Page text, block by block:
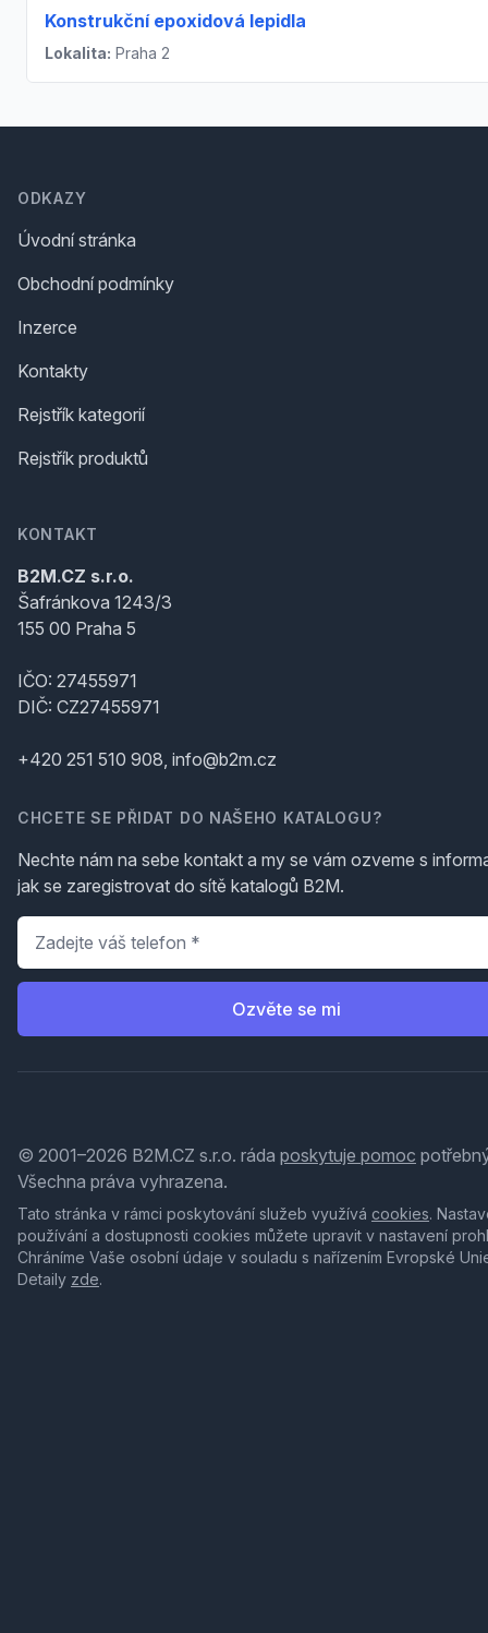
Konstrukční epoxidová lepidla
Lokalita: Praha 2
ODKAZY
Úvodní stránka
Obchodní podmínky
Inzerce
Kontakty
Rejstřík kategorií
Rejstřík produktů
KONTAKT
B2M.CZ s.r.o.
Šafránkova 1243/3
155 00 Praha 5
IČO: 27455971
DIČ: CZ27455971
+420 251 510 908, info@b2m.cz
CHCETE SE PŘIDAT DO NAŠEHO KATALOGU?
Nechte nám na sebe kontakt a my se vám ozveme s
jak se zaregistrovat do sítě katalogů B2M.
Telefon
Ozvěte se mi
© 2001–2026 B2M.CZ s.r.o. ráda poskytuje pomoc
Všechna práva vyhrazena.
Tato stránka v rámci poskytování služeb využívá cookies.
používání a dostupnosti cookies můžete upravit v nastavení
Chráníme Vaše osobní údaje v souladu s nařízením Evropské
Detaily zde.